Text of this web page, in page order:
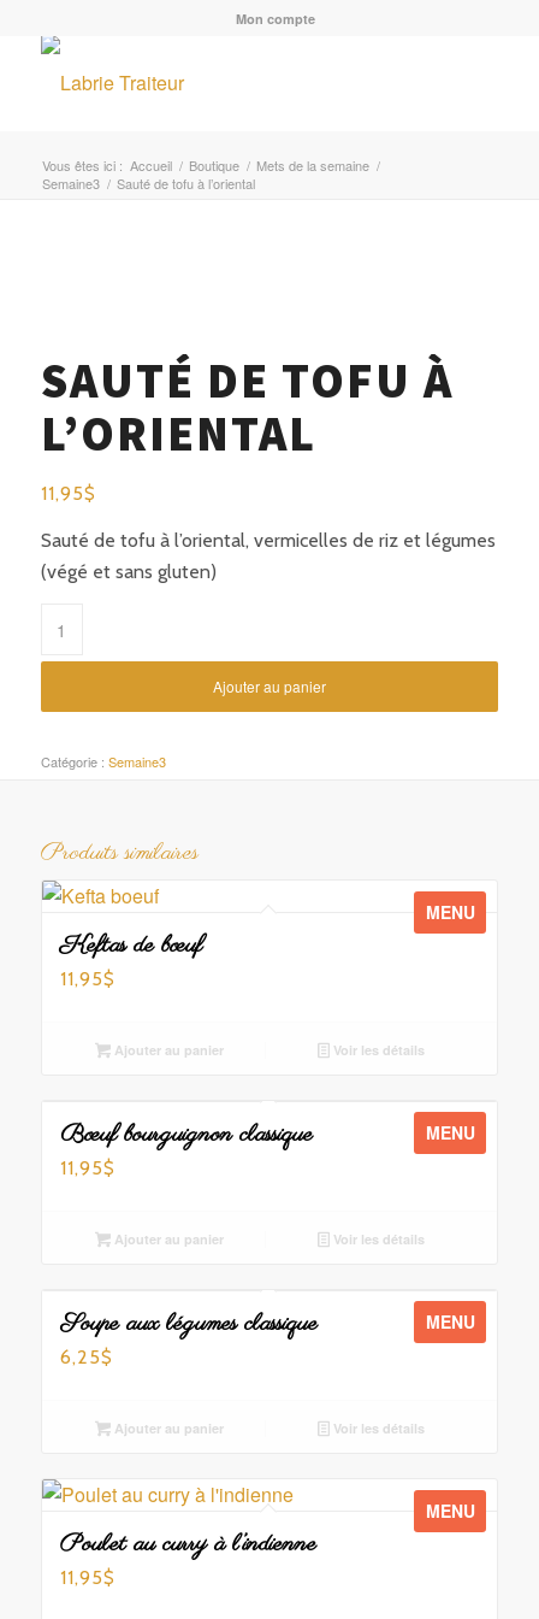
Mon compte
Vous êtes ici : Accueil / Boutique / Mets de la semaine /
Semaine3 / Sauté de tofu à l’oriental
SAUTÉ DE TOFU À
L’ORIENTAL
11,95$
Sauté de tofu à l’oriental, vermicelles de riz et légumes
(végé et sans gluten)
Ajouter au panier
Catégorie : Semaine3
Produits similaires
MENU
Keftas de bœuf
11,95$
Ajouter au panier Voir les détails
MENU
Bœuf bourguignon classique
11,95$
Ajouter au panier Voir les détails
MENU
Soupe aux légumes classique
6,25$
Ajouter au panier Voir les détails
MENU
Poulet au curry à l’indienne
11,95$